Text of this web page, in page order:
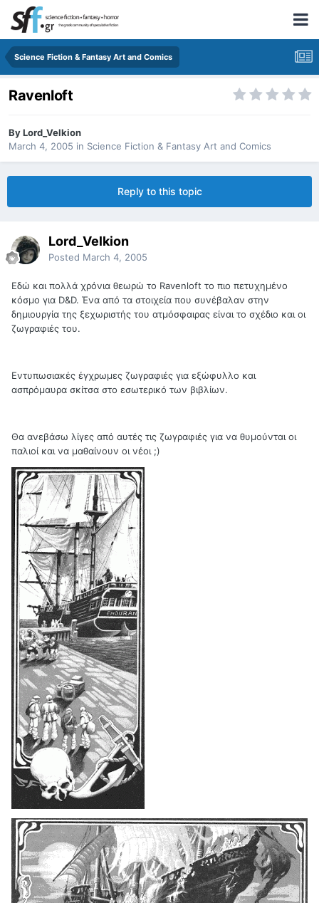
Science Fiction & Fantasy Art and Comics
Ravenloft
ByLord_Velkion
March 4, 2005 in Science Fiction & Fantasy Art and Comics
Reply to this topic
Lord_Velkion
Posted March 4, 2005
Εδώ και πολλά χρόνια θεωρώ το Ravenloft το πιο πετυχημένο
κόσμο για D&D. Ένα από τα στοιχεία που συνέβαλαν στην
δημιουργία της ξεχωριστής του ατμόσφαιρας είναι το σχέδιο και οι
ζωγραφιές του.
Εντυπωσιακές έγχρωμες ζωγραφιές για εξώφυλλο και
ασπρόμαυρα σκίτσα στο εσωτερικό των βιβλίων.
Θα ανεβάσω λίγες από αυτές τις ζωγραφιές για να θυμούνται οι
παλιοί και να μαθαίνουν οι νέοι ;)